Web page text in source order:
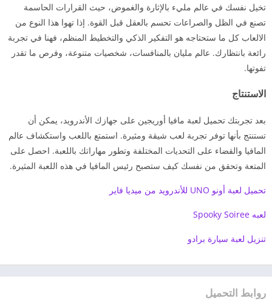
تخيل نفسك في عالم مليء بالإثارة والغموض، حيث القرارات الحاسمة
تصنع في الظل والصراعات تحسم بالعقل قبل القوة. إذا تهوا هذا النوع من
الالعاب كل ما ستحتاجه هو التفكير الذكي والتخطيط المنظم، فهنا في تجربة
رائعة بانتظارك. عالم مليان بالمنافسات، شخصيات متنوعة، وفرص ما تقدر
تفوتها.
الاستنتاج
بعد تجربتك تحميل لعبة مافيا أوريجين على جهازك الأندرويد، يمكن أن
تستنتج بأنها توفر تجربة لعب شيقة ومثيرة. استمتع باللعب واستكشاف عالم
المافيا والقضاء على التحديات المختلفة وتطور مهاراتك باللعبة. احصل على
المتعة وتحقق من نفسك كيف ستصبح رئيس المافيا في هذه اللعبة المثيرة.
تحميل لعبة أونو UNO للأندرويد من ميديا فاير
لعبه Spooky Soiree
تنزيل لعبة سيارة برادو
روابط التحميل